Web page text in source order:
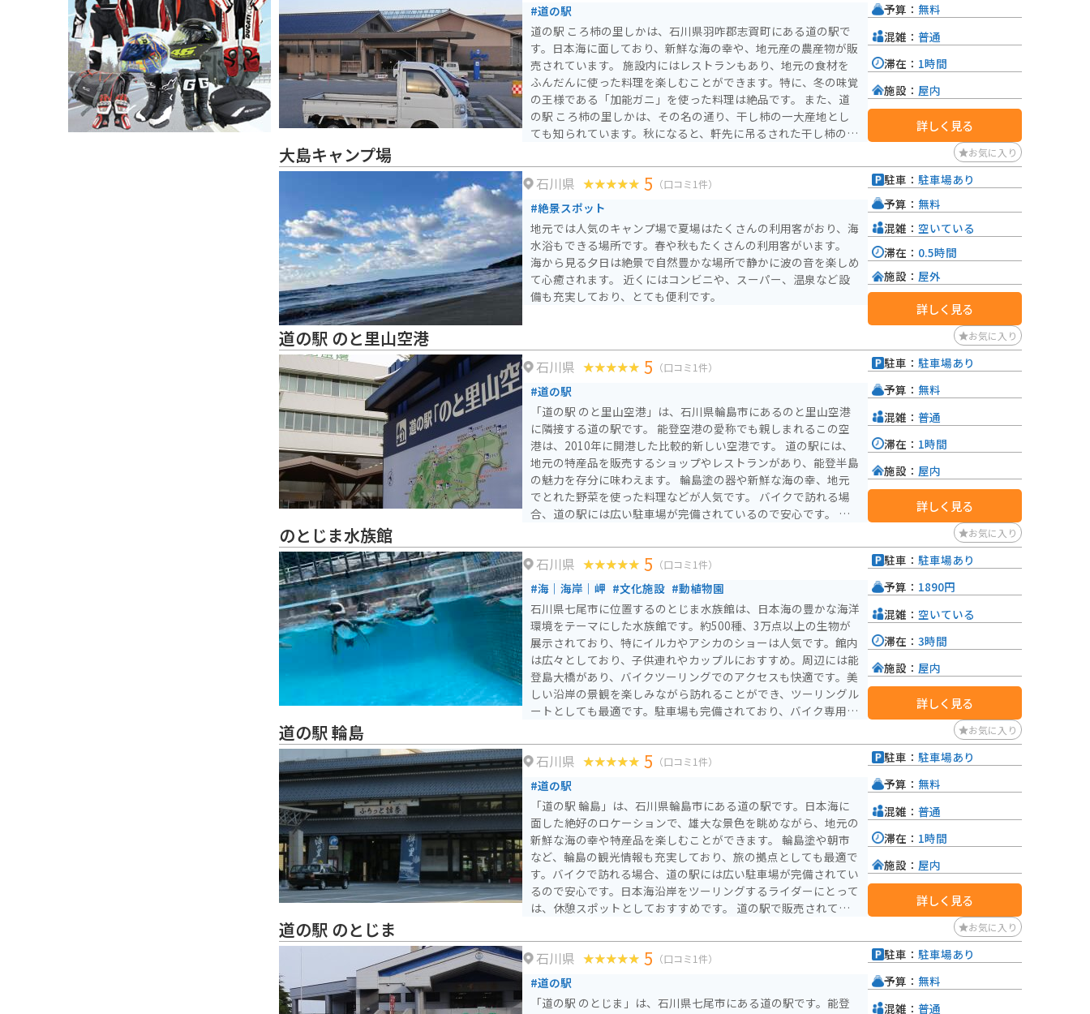
#道の駅
道の駅 ころ柿の里しかは、石川県羽咋郡志賀町にある道の駅で
す。日本海に面しており、新鮮な海の幸や、地元産の農産物が販
売されています。 施設内にはレストランもあり、地元の食材を
ふんだんに使った料理を楽しむことができます。特に、冬の味覚
の王様である「加能ガニ」を使った料理は絶品です。 また、道
の駅 ころ柿の里しかは、その名の通り、干し柿の一大産地とし
ても知られています。秋になると、軒先に吊るされた干し柿の風
本海沿岸を走る「のと里山海道」の景色を楽しむのがおすすめで
す。道の駅には広い駐車場も完備されているので、休憩場所とし
ても最適です。
予算： 無料
混雑： 普通
滞在： 1時間
施設： 屋内
詳しく見る
大島キャンプ場 お気に入り
石川県 5 （口コミ1件）
#絶景スポット
地元では人気のキャンプ場で夏場はたくさんの利用客がおり、海
水浴もできる場所です。春や秋もたくさんの利用客がいます。
海から見る夕日は絶景で自然豊かな場所で静かに波の音を楽しめ
て心癒されます。 近くにはコンビニや、スーパー、温泉など設
備も充実しており、とても便利です。
駐車： 駐車場あり
予算： 無料
混雑： 空いている
滞在： 0.5時間
施設： 屋外
詳しく見る
道の駅 のと里山空港 お気に入り
石川県 5 （口コミ1件）
#道の駅
「道の駅 のと里山空港」は、石川県輪島市にあるのと里山空港
に隣接する道の駅です。 能登空港の愛称でも親しまれるこの空
港は、2010年に開港した比較的新しい空港です。 道の駅には、
地元の特産品を販売するショップやレストランがあり、能登半島
の魅力を存分に味わえます。 輪島塗の器や新鮮な海の幸、地元
でとれた野菜を使った料理などが人気です。 バイクで訪れる場
合、道の駅には広い駐車場が完備されているので安心です。 能
最適です。 周辺には、日本海を一望できる絶景スポットや歴史
的な建造物など、見どころも豊富です。 能登半島を訪れた際に
は、「道の駅 のと里山空港」で休憩がてら、地元の魅力に触れ
てみてはいかがでしょうか。
駐車： 駐車場あり
予算： 無料
混雑： 普通
滞在： 1時間
施設： 屋内
詳しく見る
のとじま水族館 お気に入り
石川県 5 （口コミ1件）
#海｜海岸｜岬 #文化施設 #動植物園
石川県七尾市に位置するのとじま水族館は、日本海の豊かな海洋
環境をテーマにした水族館です。約500種、3万点以上の生物が
展示されており、特にイルカやアシカのショーは人気です。館内
は広々としており、子供連れやカップルにおすすめ。周辺には能
登島大橋があり、バイクツーリングでのアクセスも快適です。美
しい沿岸の景観を楽しみながら訪れることができ、ツーリングル
ートとしても最適です。駐車場も完備されており、バイク専用の
かけての訪問がおすすめで、美しい海岸線と水族館の魅力を存分
に味わえます。
駐車： 駐車場あり
予算： 1890円
混雑： 空いている
滞在： 3時間
施設： 屋内
詳しく見る
道の駅 輪島 お気に入り
石川県 5 （口コミ1件）
#道の駅
「道の駅 輪島」は、石川県輪島市にある道の駅です。日本海に
面した絶好のロケーションで、雄大な景色を眺めながら、地元の
新鮮な海の幸や特産品を楽しむことができます。 輪島塗や朝市
など、輪島の観光情報も充実しており、旅の拠点としても最適で
す。バイクで訪れる場合、道の駅には広い駐車場が完備されてい
るので安心です。日本海沿岸をツーリングするライダーにとって
は、休憩スポットとしておすすめです。 道の駅で販売されてい
輪島港で水揚げされた新鮮な魚介類を使った海鮮丼や、地元産の
野菜を使った料理も人気です。
駐車： 駐車場あり
予算： 無料
混雑： 普通
滞在： 1時間
施設： 屋内
詳しく見る
道の駅 のとじま お気に入り
石川県 5 （口コミ1件）
#道の駅
「道の駅 のとじま」は、石川県七尾市にある道の駅です。能登
駐車： 駐車場あり
予算： 無料
混雑： 普通